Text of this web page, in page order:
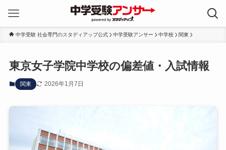
中学受験 社会専門のスタディアップ公式 中学受験アンサー 中学校 関東
東京女子学院中学校の偏差値・入試情報
関東 2026年1月7日